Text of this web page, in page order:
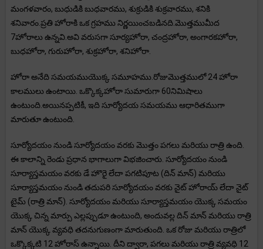
మంగళవారం, బుధుడికి బుధవారము, శుక్రుడికి శుక్రవారము, శనికి
శనివారం.ప్రతి హోరాకి ఒక గ్రహము నిర్ణయించబడినది.మొత్తముమీద
7హోరాలు ఉన్నవి.అవి వరుసగా సూర్యహోరా, చంద్రహోరా, అంగారకహోరా,
బుధహోరా, గురుహోరా, శుక్రహోరా, శనిహోరా.
హోరా అనేది సమయముయొక్క సమూహము.రోజుమొత్తములో 24 హోరా
కాలములు ఉంటాయి. ఒక్కొక్కహోరా సుమారుగా 60నిమిషాలు
ఉంటుంది.అయినప్పటికీ, ఇది సూర్యోదయ సమయము ఆధారితముగా
మారుతూ ఉంటుంది.
సూర్యోదయం నుండి సూర్యోదయం వరకు మొత్తం పగలు మరియు రాత్రి ఉంది.
ఈ కాలాన్ని రెండు ప్రధాన భాగాలుగా విభజించారు. సూర్యోదయం నుండి
సూర్యాస్తమయం వరకు డే హొరై లేదా పగటిపూట (దిన్ మాన్) మరియు
సూర్యాస్తమయం నుండి తదుపరి సూర్యోదయం వరకు నైట్ హోరాయ్ లేదా నైట్
టైమ్ (రాత్రి మాన్). సూర్యోదయం మరియు సూర్యాస్తమయం యొక్క సమయం
యొక్క చిన్న మార్పు ఎల్లప్పుడూ ఉంటుంది, అందువల్ల దిన్ మాన్ మరియు రాత్రి
మాన్ యొక్క వ్యవధి తదనుగుణంగా మారుతుంది. ఒక రోజు మరియు రాత్రిలో
ఒక్కొక్కటి 12 హోరాస్ ఉన్నాయి. దీని ద్వారా, పగలు మరియు రాత్రి వ్యవధి 12